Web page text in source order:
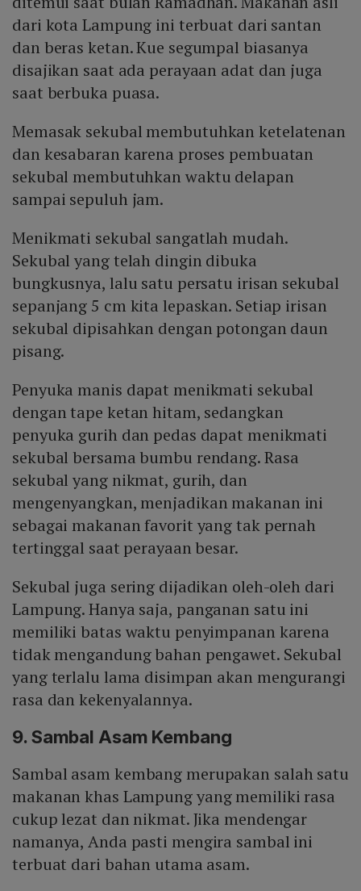
dari kota Lampung ini terbuat dari santan
dan beras ketan. Kue segumpal biasanya
disajikan saat ada perayaan adat dan juga
saat berbuka puasa.
Memasak sekubal membutuhkan ketelatenan
dan kesabaran karena proses pembuatan
sekubal membutuhkan waktu delapan
sampai sepuluh jam.
Menikmati sekubal sangatlah mudah.
Sekubal yang telah dingin dibuka
bungkusnya, lalu satu persatu irisan sekubal
sepanjang 5 cm kita lepaskan. Setiap irisan
sekubal dipisahkan dengan potongan daun
pisang.
Penyuka manis dapat menikmati sekubal
dengan tape ketan hitam, sedangkan
penyuka gurih dan pedas dapat menikmati
sekubal bersama bumbu rendang. Rasa
sekubal yang nikmat, gurih, dan
mengenyangkan, menjadikan makanan ini
sebagai makanan favorit yang tak pernah
tertinggal saat perayaan besar.
Sekubal juga sering dijadikan oleh-oleh dari
Lampung. Hanya saja, panganan satu ini
memiliki batas waktu penyimpanan karena
tidak mengandung bahan pengawet. Sekubal
yang terlalu lama disimpan akan mengurangi
rasa dan kekenyalannya.
9. Sambal Asam Kembang
Sambal asam kembang merupakan salah satu
makanan khas Lampung yang memiliki rasa
cukup lezat dan nikmat. Jika mendengar
namanya, Anda pasti mengira sambal ini
terbuat dari bahan utama asam.